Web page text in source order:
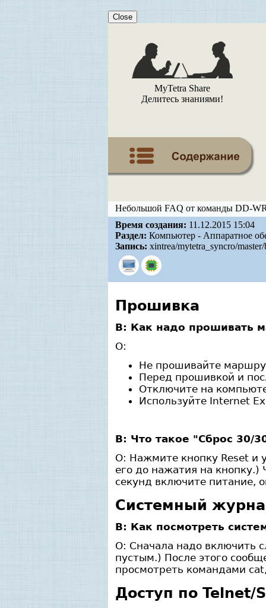
Close
MyTetra Share
Делитесь знаниями!
Небольшой FAQ от команды DD-
Время создания: 11.12.2015 15:04
Раздел: Компьютер - Аппаратное
Запись: xintrea/mytetra_syncro/
Прошивка
В: Как надо прошивать
О:
Не прошивайте
Перед прошивкой и
Отключите на
Используйте Internet
В: Что такое "Сброс 30/
О: Нажмите кнопку Reset и
его до нажатия на кнопку.)
секунд включите питание,
Системный
В: Как посмотреть
О: Сначала надо включить
пустым.) После этого
просмотреть командами
Доступ по Telnet/